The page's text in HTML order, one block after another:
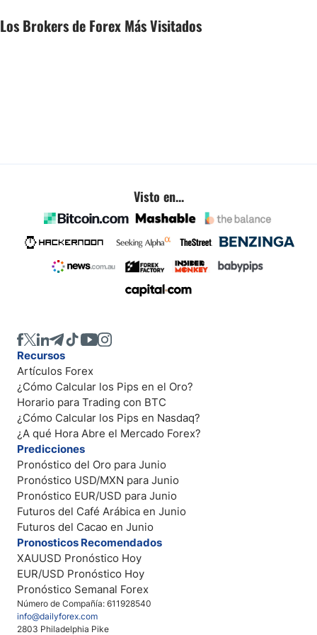
Los Brokers de Forex Más Visitados
Visto en...
Número de Compañía: 611928540
info@dailyforex.com
2803 Philadelphia Pike
Recursos
Artículos Forex
¿Cómo Calcular los Pips en el Oro?
Horario para Trading con BTC
¿Cómo Calcular los Pips en Nasdaq?
¿A qué Hora Abre el Mercado Forex?
Predicciones
Pronóstico del Oro para Junio
Pronóstico USD/MXN para Junio
Pronóstico EUR/USD para Junio
Futuros del Café Arábica en Junio
Futuros del Cacao en Junio
Pronosticos Recomendados
XAUUSD Pronóstico Hoy
EUR/USD Pronóstico Hoy
Pronóstico Semanal Forex